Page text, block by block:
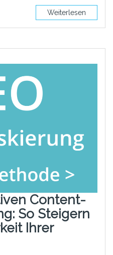
Weiterlesen
Content-
So Steigern
Ihrer